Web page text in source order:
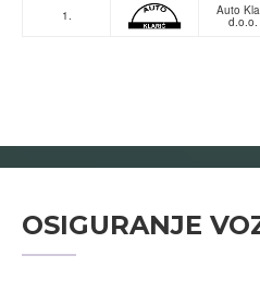
1. Auto
d.o.o.
OSIGURANJE